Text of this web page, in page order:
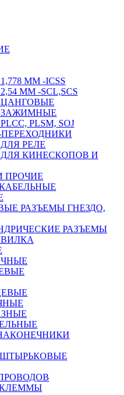
ММ -ICSS
ММ -SCL,SCS
ЦАНГОВЫЕ
ЗАЖИМНЫЕ
PLSM, SOJ
ПЕРЕХОДНИКИ
РЕЛЕ
ДЛЯ КИНЕСКОПОВ И
ПРОЧИЕ
РАЗЪЕМЫ ГНЕЗДО,
РАЗЪЕМЫ
ВИЛКА
ШТЫРЬКОВЫЕ
КЛЕММЫ